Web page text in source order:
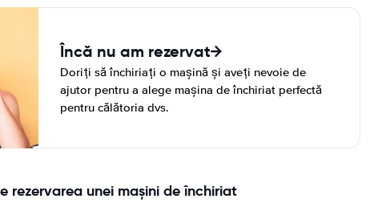
Încă nu am rezervat
Doriți să închiriați o mașină și aveți nevoie de
ajutor pentru a alege mașina de închiriat perfectă
pentru călătoria dvs.
rezervarea unei mașini de închiriat